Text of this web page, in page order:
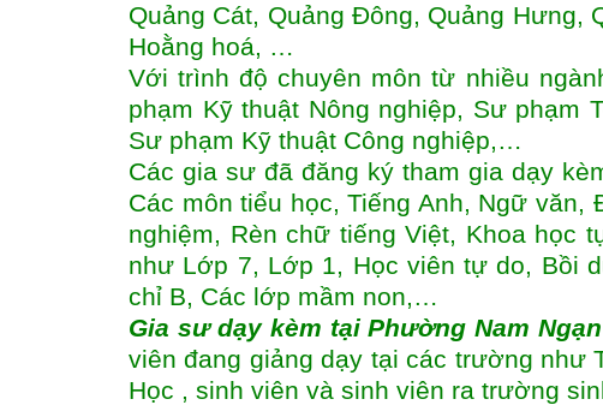
Quảng Cát, Quảng Đông, Quảng Hưng,
Hoằng hoá, …
Với trình độ chuyên môn từ nhiều
phạm Kỹ thuật Nông nghiệp, Sư phạm
Sư phạm Kỹ thuật Công nghiệp,…
Các gia sư đã đăng ký tham gia dạy
Các môn tiểu học, Tiếng Anh, Ngữ
nghiệm, Rèn chữ tiếng Việt, Khoa học
như Lớp 7, Lớp 1, Học viên tự do, Bồi
chỉ B, Các lớp mầm non,…
Gia sư dạy kèm tại Phường Nam
viên đang giảng dạy tại các trường như
Học , sinh viên và sinh viên ra trường